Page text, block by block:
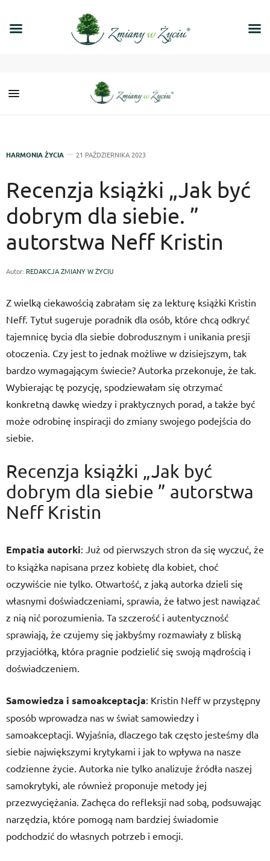
HARMONIA ŻYCIA 21 PAŹDZIERNIKA 2023
Recenzja książki „Jak być
dobrym dla siebie. ”
autorstwa Neff Kristin
Autor: REDAKCJA ZMIANY W ŻYCIU
Z wielką ciekawością zabrałam się za lekturę książki Kristin
Neff. Tytuł sugeruje poradnik dla osób, które chcą odkryć
tajemnicę bycia dla siebie dobrodusznym i unikania presji
otoczenia. Czy jest to jednak możliwe w dzisiejszym, tak
bardzo wymagającym świecie? Autorka przekonuje, że tak.
Wybierając tę pozycję, spodziewałam się otrzymać
konkretną dawkę wiedzy i praktycznych porad, a także być
może odrobinę inspiracji do zmiany swojego podejścia do
siebie.
Recenzja książki „Jak być
dobrym dla siebie ” autorstwa
Neff Kristin
Empatia autorki: Już od pierwszych stron da się wyczuć, że
to książka napisana przez kobietę dla kobiet, choć
oczywiście nie tylko. Otwartość, z jaką autorka dzieli się
własnymi doświadczeniami, sprawia, że łatwo jest nawiązać
z nią nić porozumienia. Ta szczerość i autentyczność
sprawiają, że czujemy się jakbyśmy rozmawiały z bliską
przyjaciółką, która pragnie podzielić się swoją mądrością i
doświadczeniem.
Samowiedza i samoakceptacja: Kristin Neff w przystępny
sposób wprowadza nas w świat samowiedzy i
samoakceptacji. Wyjaśnia, dlaczego tak często jesteśmy dla
siebie największymi krytykami i jak to wpływa na nasze
codzienne życie. Autorka nie tylko analizuje źródła naszej
samokrytyki, ale również proponuje metody jej
przezwyciężania. Zachęca do refleksji nad sobą, podsuwając
narzędzia, które pomogą nam bardziej świadomie
podchodzić do własnych potrzeb i emocji.